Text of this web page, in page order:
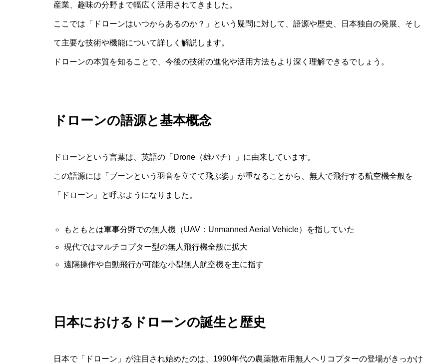
産業、趣味の分野まで幅広く活用されてきました。
ここでは「ドローンはいつからあるのか？」という疑問に対して、語源や歴史、日本独自の発展、そし
て主要な技術や機能について詳しく解説します。
ドローンの本質を知ることで、今後の技術の進化や活用方法もより深く理解できるでしょう。
ドローンの語源と基本概念
ドローンという言葉は、英語の「Drone（雄バチ）」に由来しています。
この語源には「ブーンという羽音を立てて飛ぶ姿」が重なることから、無人で飛行する航空機全般を
「ドローン」と呼ぶようになりました。
もともとは軍事分野での無人機（UAV：Unmanned Aerial Vehicle）を指していた
現代ではマルチコプター型の無人飛行機全般に拡大
遠隔操作や自動飛行が可能な小型無人航空機を主に指す
日本におけるドローンの誕生と歴史
日本で「ドローン」が注目され始めたのは、1990年代の農薬散布用無人ヘリコプターの登場がきっかけ